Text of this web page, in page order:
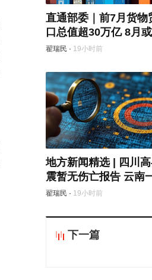
直通部委｜前7月货物
口总值超30万亿 8月
翟瑞民 · 19小时前
地方新闻精选 | 四川
震暂无伤亡报告 云南
翟瑞民 · 19小时前
下一篇